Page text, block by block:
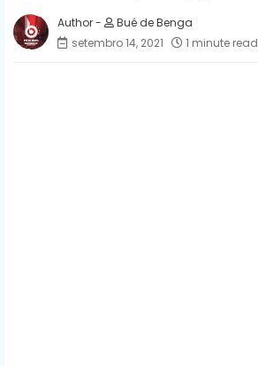
Bué de Benga
setembro 14, 2021
1 minute read